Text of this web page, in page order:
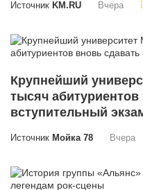
Источник KM.RU Вчера
Крупнейший
тысяч
вступительный
Источник Мойка 78 Вчера